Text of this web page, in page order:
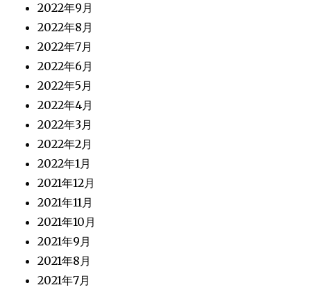
2022年9月
2022年8月
2022年7月
2022年6月
2022年5月
2022年4月
2022年3月
2022年2月
2022年1月
2021年12月
2021年11月
2021年10月
2021年9月
2021年8月
2021年7月